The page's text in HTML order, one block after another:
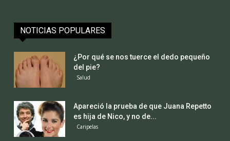
NOTICIAS POPULARES
¿Por qué se nos tuerce el dedo pequeño
del pie?
Salud
Apareció la prueba de que Juana Repetto
es hija de Nico, y no de...
Caripelas